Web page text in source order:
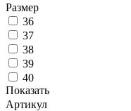
Размер
36
37
38
39
40
Показать
Артикул